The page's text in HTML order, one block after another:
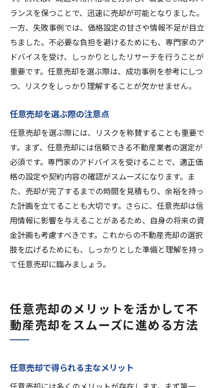
任意売却の適用条件
契約時に確認すべきポイント
任意売却のタイミング
任意売却後の手続き
注意すべき法的事項
ランスを保つことで、迅速に売却が可能となりました。
一方、失敗事例では、価格設定の甘さや情報不足が目立
ちました。不必要な負担を避けるためにも、専門家のア
ドバイスを受け、しっかりとしたリサーチを行うことが
重要です。任意売却を選ぶ際は、成功事例を参考にしつ
つ、リスクをしっかり理解することが欠かせません。
任意売却を選ぶ際の注意点
任意売却を選ぶ際には、リスクを称賛することも重要で
す。まず、任意売却には信頼できる不動産業者の選定が
必須です。専門家のアドバイスを受けることで、適正価
格の設定や契約内容の確認がスムーズになります。ま
た、売却が完了するまでの時間を見積もり、余裕を持っ
た計画を立てることも大切です。さらに、任意売却は信
用情報に影響を与えることがあるため、自身の将来の資
金計画も考慮すべきです。これからの不動産売却の選択
肢を広げるためにも、しっかりとした準備と理解を持っ
て任意売却に臨みましょう。
任意売却のメリットを活かして不
動産売却をスムーズに進める方法
任意売却で得られる主なメリット